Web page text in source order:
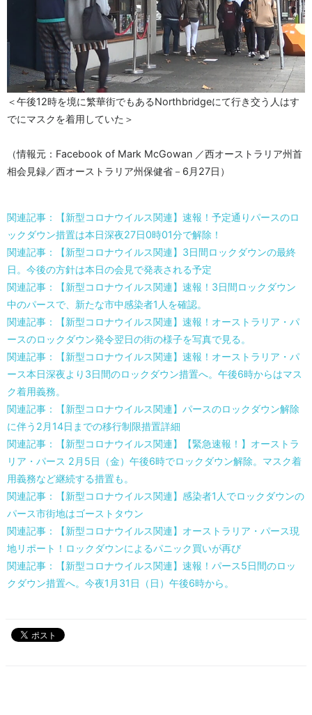
＜午後12時を境に繁華街でもあるNorthbridgeにて行き交う人はす
でにマスクを着用していた＞
（情報元：Facebook of Mark McGowan ／西オーストラリア州首
相会見録／西オーストラリア州保健省－6月27日）
関連記事：【新型コロナウイルス関連】速報！予定通りパースのロ
ックダウン措置は本日深夜27日0時01分で解除！
関連記事：【新型コロナウイルス関連】3日間ロックダウンの最終
日。今後の方針は本日の会見で発表される予定
関連記事：【新型コロナウイルス関連】速報！3日間ロックダウン
中のパースで、新たな市中感染者1人を確認。
関連記事：【新型コロナウイルス関連】速報！オーストラリア・パ
ースのロックダウン発令翌日の街の様子を写真で見る。
関連記事：【新型コロナウイルス関連】速報！オーストラリア・パ
ース本日深夜より3日間のロックダウン措置へ。午後6時からはマス
ク着用義務。
関連記事：【新型コロナウイルス関連】パースのロックダウン解除
に伴う2月14日までの移行制限措置詳細
関連記事：【新型コロナウイルス関連】【緊急速報！】オーストラ
リア・パース 2月5日（金）午後6時でロックダウン解除。マスク着
用義務など継続する措置も。
関連記事：【新型コロナウイルス関連】感染者1人でロックダウンの
パース市街地はゴーストタウン
関連記事：【新型コロナウイルス関連】オーストラリア・パース現
地リポート！ロックダウンによるパニック買いが再び
関連記事：【新型コロナウイルス関連】速報！パース5日間のロッ
クダウン措置へ。今夜1月31日（日）午後6時から。